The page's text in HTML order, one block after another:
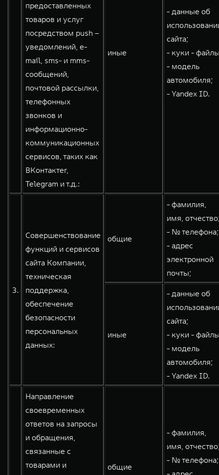
предоставленных
товаров и услуг
посредством push –
уведомлений, e-
mail, sms- и mms-
сообщений,
почтовой рассылки,
телефонных
звонков и
информационно-
коммуникационных
сервисов, таких как
ВКонтактеr,
Telegram и т.д.:
иные
- данные об
сайта;
- куки -
- модель
автомобиля;
- Yandex ID.
3.
Совершенствование
функций и сервисов
сайта Компании,
техническая
поддержка,
обеспечение
безопасности
персональных
данных:
общие
- фамилия,
имя,
- № телефона;
- адрес
электронной
почты;
иные
- данные об
сайта;
- куки -
- модель
автомобиля;
- Yandex ID.
Направление
своевременных
ответов на запросы
и обращения,
связанные с
товарами и
общие
- фамилия,
имя,
- № телефона;